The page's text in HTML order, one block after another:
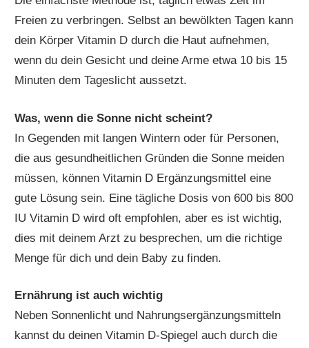
Freien zu verbringen. Selbst an bewölkten Tagen kann
dein Körper Vitamin D durch die Haut aufnehmen,
wenn du dein Gesicht und deine Arme etwa 10 bis 15
Minuten dem Tageslicht aussetzt.
Was, wenn die Sonne nicht scheint?
In Gegenden mit langen Wintern oder für Personen,
die aus gesundheitlichen Gründen die Sonne meiden
müssen, können Vitamin D Ergänzungsmittel eine
gute Lösung sein. Eine tägliche Dosis von 600 bis 800
IU Vitamin D wird oft empfohlen, aber es ist wichtig,
dies mit deinem Arzt zu besprechen, um die richtige
Menge für dich und dein Baby zu finden.
Ernährung ist auch wichtig
Neben Sonnenlicht und Nahrungsergänzungsmitteln
kannst du deinen Vitamin D-Spiegel auch durch die